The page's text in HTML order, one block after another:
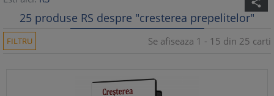
share
25 produse RS despre "cresterea prepelitelor"
FILTRU Se afiseaza 1 - 15 din 25 carti